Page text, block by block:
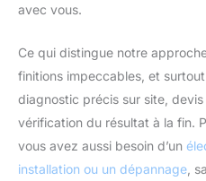
avec vous.
Ce qui distingue notre
finitions impeccables, et
diagnostic précis sur site,
vérification du résultat à la fin.
vous avez aussi besoin d’un
installation ou un dépannage ,